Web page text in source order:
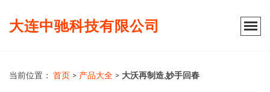
大连中驰科技有限公司
当前位置： 首页 > 产品大全 > 大沃再制造,妙手回春